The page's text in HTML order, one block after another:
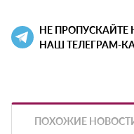
НЕ
НАШ ТЕЛЕГРАМ-
ПОХОЖИЕ